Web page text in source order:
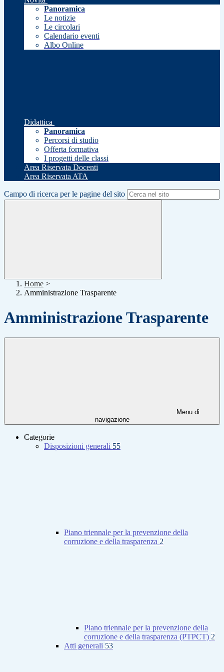
Panoramica
Le notizie
Le circolari
Calendario eventi
Albo Online
Didattica
Panoramica
Percorsi di studio
Offerta formativa
I progetti delle classi
Area Riservata Docenti
Area Riservata ATA
Campo di ricerca per le pagine del sito
Home >
Amministrazione Trasparente
Amministrazione Trasparente
Menu di
navigazione
Categorie
Disposizioni generali 55
Piano triennale per la prevenzione della
corruzione e della trasparenza 2
Piano triennale per la prevenzione della
corruzione e della trasparenza (PTPCT) 2
Atti generali 53